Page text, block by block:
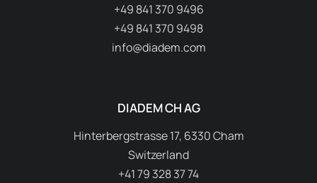
+49 841 370 9496
+49 841 370 9498
info@diadem.com
DIADEM CH AG
Hinterbergstrasse 17, 6330 Cham
Switzerland
+41 79 328 37 74